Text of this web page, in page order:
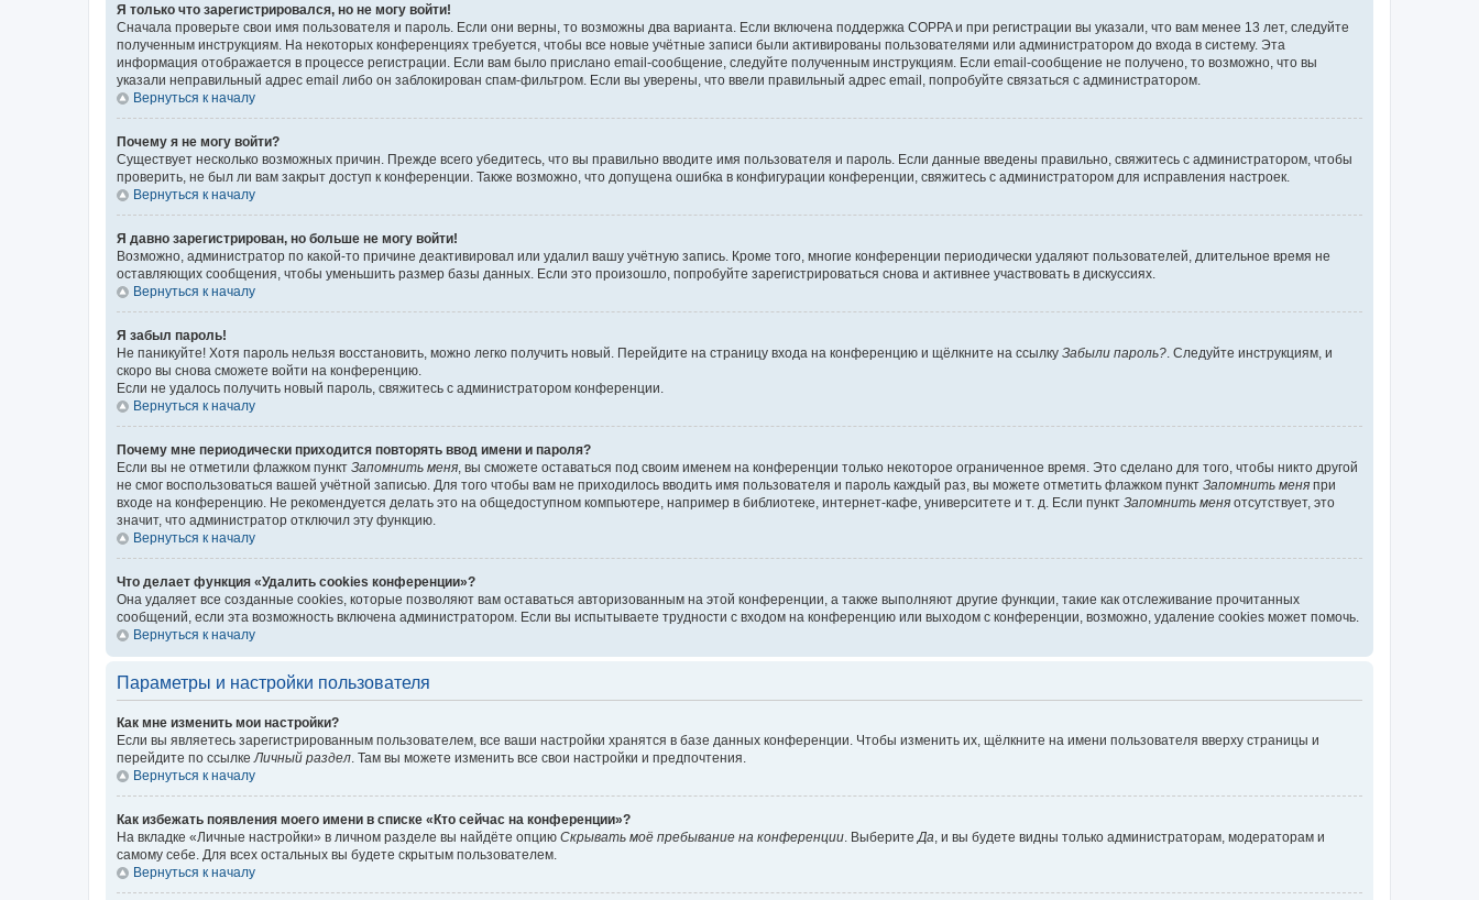
Я только что зарегистрировался, но не могу войти!
Сначала проверьте свои имя пользователя и пароль. Если они верны, то возможны два варианта. Если включена поддержка COPPA и при регистрации вы указали, что вам менее 13 лет, следуйте
полученным инструкциям. На некоторых конференциях требуется, чтобы все новые учётные записи были активированы пользователями или администратором до входа в систему. Эта
информация отображается в процессе регистрации. Если вам было прислано email-сообщение, следуйте полученным инструкциям. Если email-сообщение не получено, то возможно, что вы
указали неправильный адрес email либо он заблокирован спам-фильтром. Если вы уверены, что ввели правильный адрес email, попробуйте связаться с администратором.
Вернуться к началу
Почему я не могу войти?
Существует несколько возможных причин. Прежде всего убедитесь, что вы правильно вводите имя пользователя и пароль. Если данные введены правильно, свяжитесь с администратором, чтобы
проверить, не был ли вам закрыт доступ к конференции. Также возможно, что допущена ошибка в конфигурации конференции, свяжитесь с администратором для исправления настроек.
Вернуться к началу
Я давно зарегистрирован, но больше не могу войти!
Возможно, администратор по какой-то причине деактивировал или удалил вашу учётную запись. Кроме того, многие конференции периодически удаляют пользователей, длительное время не
оставляющих сообщения, чтобы уменьшить размер базы данных. Если это произошло, попробуйте зарегистрироваться снова и активнее участвовать в дискуссиях.
Вернуться к началу
Я забыл пароль!
Не паникуйте! Хотя пароль нельзя восстановить, можно легко получить новый. Перейдите на страницу входа на конференцию и щёлкните на ссылку Забыли пароль? . Следуйте инструкциям, и
скоро вы снова сможете войти на конференцию.
Если не удалось получить новый пароль, свяжитесь с администратором конференции.
Вернуться к началу
Почему мне периодически приходится повторять ввод имени и пароля?
Если вы не отметили флажком пункт Запомнить меня , вы сможете оставаться под своим именем на конференции только некоторое ограниченное время. Это сделано для того, чтобы никто другой
не смог воспользоваться вашей учётной записью. Для того чтобы вам не приходилось вводить имя пользователя и пароль каждый раз, вы можете отметить флажком пункт Запомнить меня при
входе на конференцию. Не рекомендуется делать это на общедоступном компьютере, например в библиотеке, интернет-кафе, университете и т. д. Если пункт Запомнить меня отсутствует, это
значит, что администратор отключил эту функцию.
Вернуться к началу
Что делает функция «Удалить cookies конференции»?
Она удаляет все созданные cookies, которые позволяют вам оставаться авторизованным на этой конференции, а также выполняют другие функции, такие как отслеживание прочитанных
сообщений, если эта возможность включена администратором. Если вы испытываете трудности с входом на конференцию или выходом с конференции, возможно, удаление cookies может помочь.
Вернуться к началу
Параметры и настройки пользователя
Как мне изменить мои настройки?
Если вы являетесь зарегистрированным пользователем, все ваши настройки хранятся в базе данных конференции. Чтобы изменить их, щёлкните на имени пользователя вверху страницы и
перейдите по ссылке Личный раздел . Там вы можете изменить все свои настройки и предпочтения.
Вернуться к началу
Как избежать появления моего имени в списке «Кто сейчас на конференции»?
На вкладке «Личные настройки» в личном разделе вы найдёте опцию Скрывать моё пребывание на конференции . Выберите Да , и вы будете видны только администраторам, модераторам и
самому себе. Для всех остальных вы будете скрытым пользователем.
Вернуться к началу